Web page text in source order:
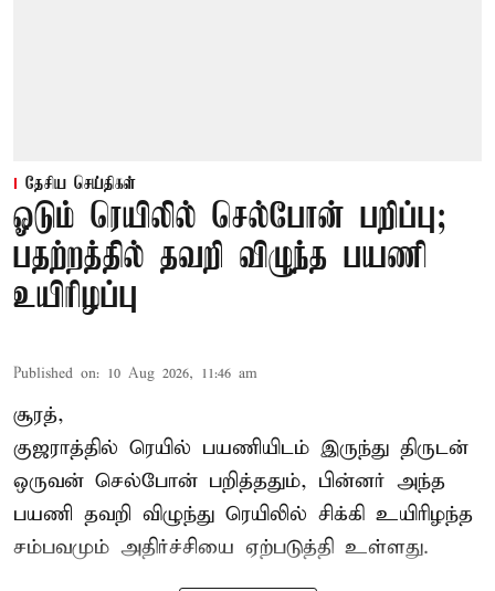
தேசிய செய்திகள்
ஓடும் ரெயிலில் செல்போன் பறிப்பு;
பதற்றத்தில் தவறி விழுந்த பயணி
உயிரிழப்பு
Published on: 10 Aug 2026, 11:46 am
சூரத்,
குஜராத்தில் ரெயில் பயணியிடம் இருந்து திருடன்
ஒருவன் செல்போன் பறித்ததும், பின்னர் அந்த
பயணி தவறி விழுந்து ரெயிலில் சிக்கி உயிரிழந்த
சம்பவமும் அதிர்ச்சியை ஏற்படுத்தி உள்ளது.